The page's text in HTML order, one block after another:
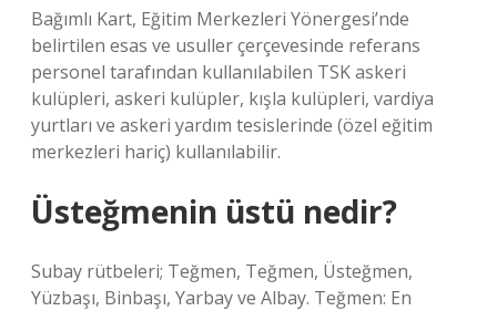
Bağımlı Kart, Eğitim Merkezleri Yönergesi’nde
belirtilen esas ve usuller çerçevesinde referans
personel tarafından kullanılabilen TSK askeri
kulüpleri, askeri kulüpler, kışla kulüpleri, vardiya
yurtları ve askeri yardım tesislerinde (özel eğitim
merkezleri hariç) kullanılabilir.
Üsteğmenin üstü nedir?
Subay rütbeleri; Teğmen, Teğmen, Üsteğmen,
Yüzbaşı, Binbaşı, Yarbay ve Albay. Teğmen: En